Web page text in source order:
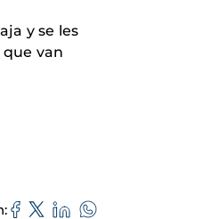
y se les
van